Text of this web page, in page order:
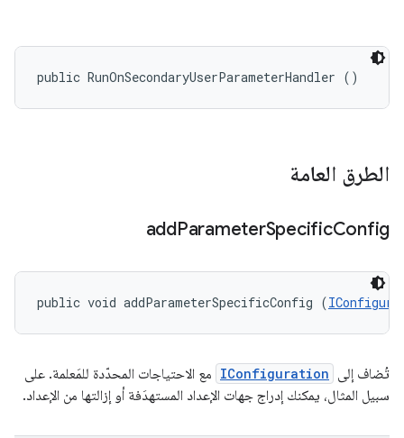
public RunOnSecondaryUserParameterHandler ()
الطرق العامة
addParameterSpecificConfig
public void addParameterSpecificConfig (
تُضاف إلى IConfiguration مع الاحتياجات المحدّدة للمَعلمة. على
سبيل المثال، يمكنك إدراج جهات الإعداد المستهدَفة أو إزالتها من الإعداد.